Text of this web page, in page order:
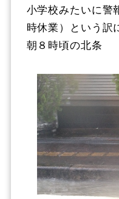
小学校みたいに警
時休業）という訳
朝８時頃の北条